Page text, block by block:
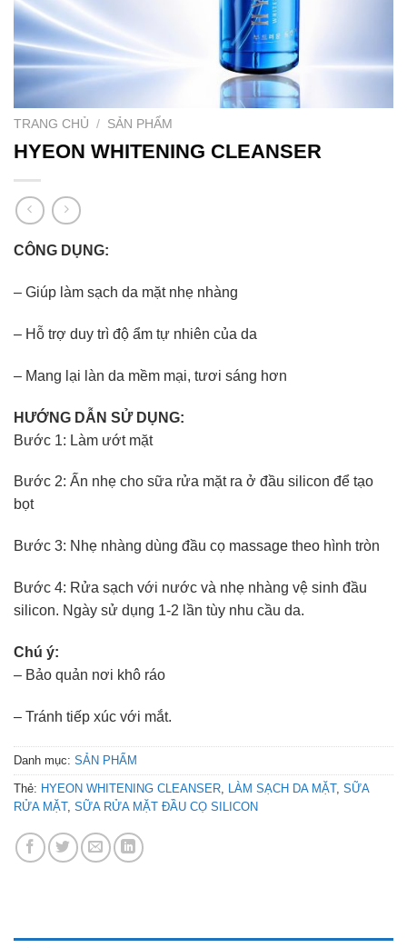
TRANG CHỦ / SẢN PHẨM
HYEON WHITENING CLEANSER
CÔNG DỤNG:
– Giúp làm sạch da mặt nhẹ nhàng
– Hỗ trợ duy trì độ ẩm tự nhiên của da
– Mang lại làn da mềm mại, tươi sáng hơn
HƯỚNG DẪN SỬ DỤNG:
Bước 1: Làm ướt mặt
Bước 2: Ấn nhẹ cho sữa rửa mặt ra ở đầu silicon để tạo
bọt
Bước 3: Nhẹ nhàng dùng đầu cọ massage theo hình tròn
Bước 4: Rửa sạch với nước và nhẹ nhàng vệ sinh đầu
silicon. Ngày sử dụng 1-2 lần tùy nhu cầu da.
Chú ý:
– Bảo quản nơi khô ráo
– Tránh tiếp xúc với mắt.
Danh mục: SẢN PHẨM
Thẻ: HYEON WHITENING CLEANSER, LÀM SẠCH DA MẶT, SỮA
RỬA MẶT, SỮA RỬA MẶT ĐẦU CỌ SILICON